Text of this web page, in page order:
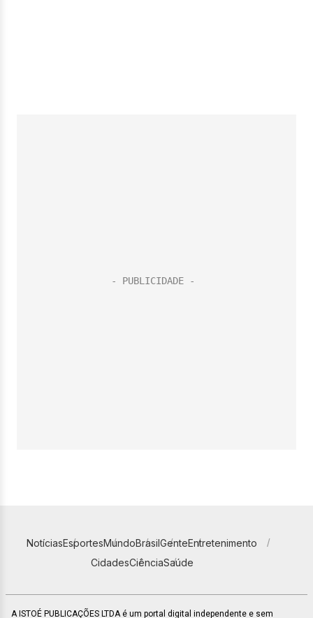
NotíciasEsportesMundoBrasilGenteEntretenimento
CidadesCiênciaSaúde
A ISTOÉ PUBLICAÇÕES LTDA é um portal digital independente e sem